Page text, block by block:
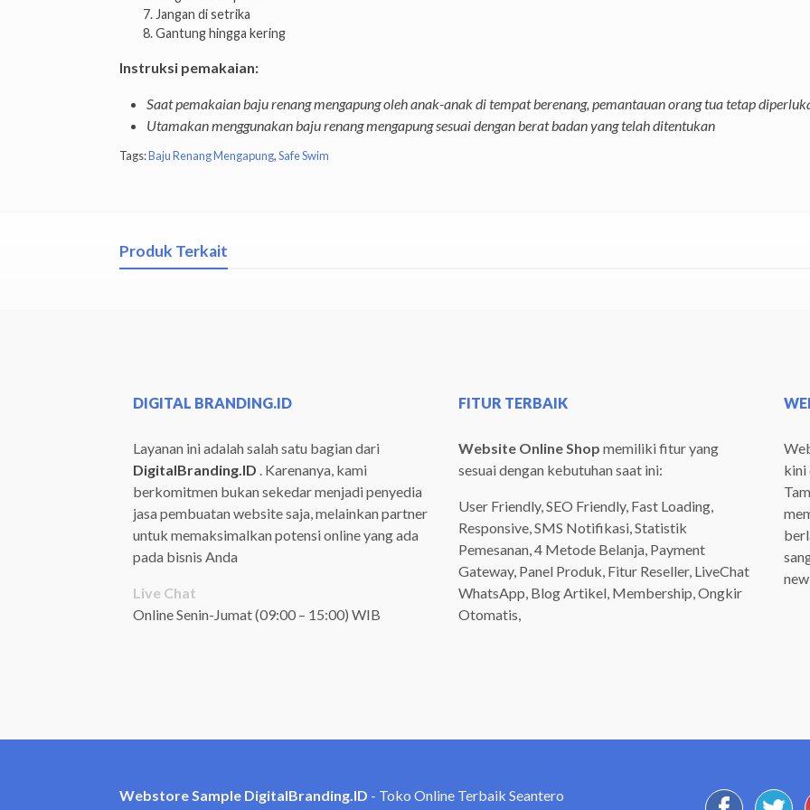
Jangan di setrika
Gantung hingga kering
Instruksi pemakaian:
Saat pemakaian baju renang mengapung oleh anak-anak di tempat berenang, pemantauan orang tua tetap
Utamakan menggunakan baju renang mengapung sesuai dengan berat badan yang telah ditentukan
Tags:Baju Renang Mengapung,Safe Swim
Produk Terkait
DIGITAL BRANDING.ID
Layanan ini adalah salah satu bagian dari
DigitalBranding.ID . Karenanya, kami
berkomitmen bukan sekedar menjadi penyedia
jasa pembuatan website saja, melainkan partner
untuk memaksimalkan potensi online yang ada
pada bisnis Anda
Live Chat
Online Senin-Jumat (09:00 – 15:00) WIB
FITUR TERBAIK
Website Online Shop memiliki fitur yang
sesuai dengan kebutuhan saat ini:
User Friendly, SEO Friendly, Fast Loading,
Responsive, SMS Notifikasi, Statistik
Pemesanan, 4 Metode Belanja, Payment
Gateway, Panel Produk, Fitur Reseller, LiveChat
WhatsApp, Blog Artikel, Membership, Ongkir
Otomatis,
kini
Webstore Sample DigitalBranding.ID - Toko Online Terbaik Seantero